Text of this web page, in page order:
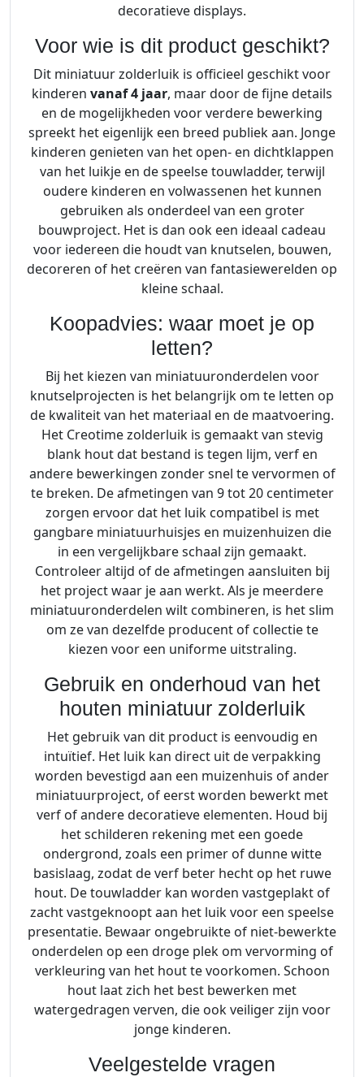
decoratieve displays.
Voor wie is dit product geschikt?
Dit miniatuur zolderluik is officieel geschikt voor
kinderen vanaf 4 jaar, maar door de fijne details
en de mogelijkheden voor verdere bewerking
spreekt het eigenlijk een breed publiek aan. Jonge
kinderen genieten van het open- en dichtklappen
van het luikje en de speelse touwladder, terwijl
oudere kinderen en volwassenen het kunnen
gebruiken als onderdeel van een groter
bouwproject. Het is dan ook een ideaal cadeau
voor iedereen die houdt van knutselen, bouwen,
decoreren of het creëren van fantasiewerelden op
kleine schaal.
Koopadvies: waar moet je op
letten?
Bij het kiezen van miniatuuronderdelen voor
knutselprojecten is het belangrijk om te letten op
de kwaliteit van het materiaal en de maatvoering.
Het Creotime zolderluik is gemaakt van stevig
blank hout dat bestand is tegen lijm, verf en
andere bewerkingen zonder snel te vervormen of
te breken. De afmetingen van 9 tot 20 centimeter
zorgen ervoor dat het luik compatibel is met
gangbare miniatuurhuisjes en muizenhuizen die
in een vergelijkbare schaal zijn gemaakt.
Controleer altijd of de afmetingen aansluiten bij
het project waar je aan werkt. Als je meerdere
miniatuuronderdelen wilt combineren, is het slim
om ze van dezelfde producent of collectie te
kiezen voor een uniforme uitstraling.
Gebruik en onderhoud van het
houten miniatuur zolderluik
Het gebruik van dit product is eenvoudig en
intuïtief. Het luik kan direct uit de verpakking
worden bevestigd aan een muizenhuis of ander
miniatuurproject, of eerst worden bewerkt met
verf of andere decoratieve elementen. Houd bij
het schilderen rekening met een goede
ondergrond, zoals een primer of dunne witte
basislaag, zodat de verf beter hecht op het ruwe
hout. De touwladder kan worden vastgeplakt of
zacht vastgeknoopt aan het luik voor een speelse
presentatie. Bewaar ongebruikte of niet-bewerkte
onderdelen op een droge plek om vervorming of
verkleuring van het hout te voorkomen. Schoon
hout laat zich het best bewerken met
watergedragen verven, die ook veiliger zijn voor
jonge kinderen.
Veelgestelde vragen